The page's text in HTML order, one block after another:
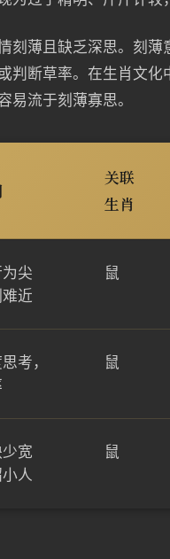
刻薄且缺乏深思。刻
判断草率。在生肖文
易流于刻薄寡思。
关联
生肖
尖
近
鼠
考，
鼠
宽
人
鼠